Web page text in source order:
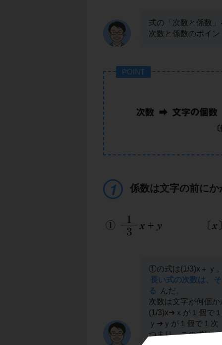
式の「次数と係数
次数と係数のポイ
POINT
係数は文字の前に
①の式は(1/3)x＋ｙ
長い式の次数は、
る
んだ。
次数は文字が何個
(1/3)x➔ｘが１個で
ｙ➔ｙが１個で１次
つまり、この式は